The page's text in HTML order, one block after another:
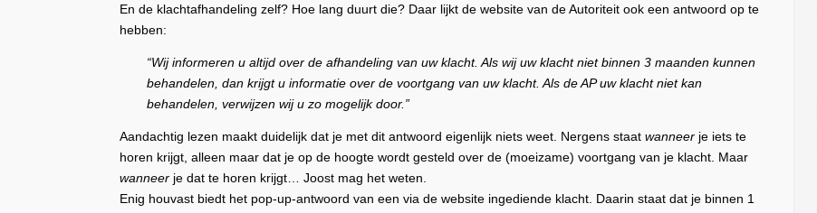
En de klachtafhandeling zelf? Hoe lang duurt die? Daar lijkt de website van de Autoriteit ook een antwoord op te
hebben:
“Wij informeren u altijd over de afhandeling van uw klacht. Als wij uw klacht niet binnen 3 maanden kunnen
behandelen, dan krijgt u informatie over de voortgang van uw klacht. Als de AP uw klacht niet kan
behandelen, verwijzen wij u zo mogelijk door.”
Aandachtig lezen maakt duidelijk dat je met dit antwoord eigenlijk niets weet. Nergens staat wanneer je iets te
horen krijgt, alleen maar dat je op de hoogte wordt gesteld over de (moeizame) voortgang van je klacht. Maar
wanneer je dat te horen krijgt… Joost mag het weten.
Enig houvast biedt het pop-up-antwoord van een via de website ingediende klacht. Daarin staat dat je binnen 1